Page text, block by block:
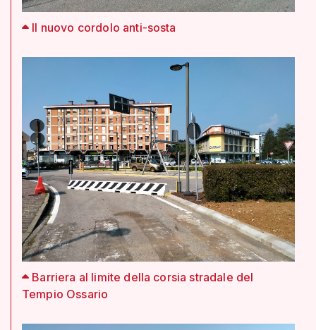
Il nuovo cordolo anti-sosta
Barriera al limite della corsia stradale del
Tempio Ossario